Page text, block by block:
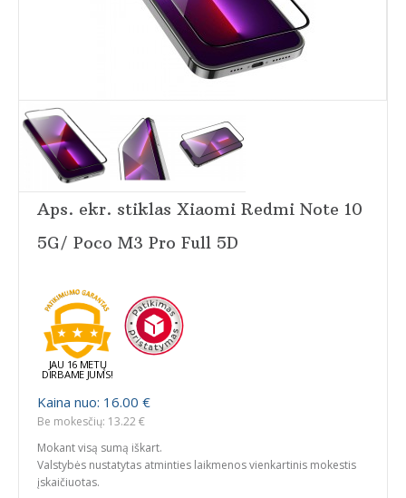
Aps. ekr. stiklas Xiaomi Redmi Note 10
5G/ Poco M3 Pro Full 5D
JAU 16 METŲ
DIRBAME JUMS!
Kaina nuo: 16.00 €
Be mokesčių: 13.22 €
Mokant visą sumą iškart.
Valstybės nustatytas atminties laikmenos vienkartinis mokestis
įskaičiuotas.